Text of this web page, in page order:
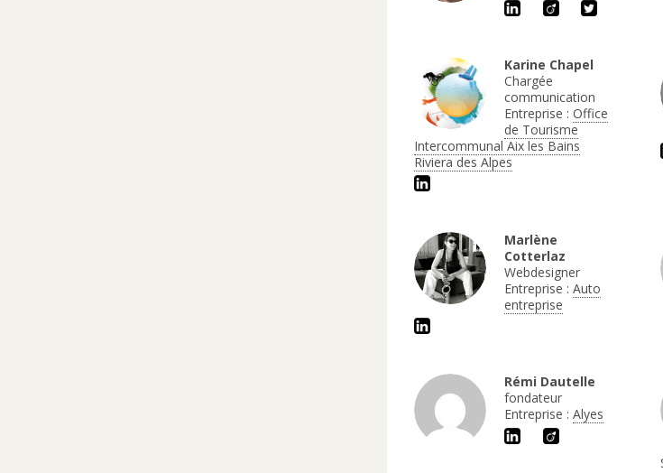
Karine Chapel
Chargée
communication
Entreprise :Office
de Tourisme
Intercommunal Aix les Bains
Riviera des Alpes
Marlène
Cotterlaz
Webdesigner
Entreprise :Auto
entreprise
Rémi Dautelle
fondateur
Entreprise :Alyes